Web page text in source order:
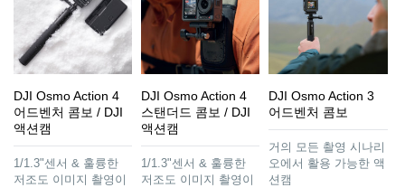
DJI Osmo Action 4
어드벤처 콤보 / DJI
액션캠
1/1.3"센서 & 훌륭한
저조도 이미지 촬영이
DJI Osmo Action 4
스탠더드 콤보 / DJI
액션캠
1/1.3"센서 & 훌륭한
저조도 이미지 촬영이
DJI Osmo Action 3
어드벤처 콤보
거의 모든 촬영 시나리
오에서 활용 가능한 액
션캠